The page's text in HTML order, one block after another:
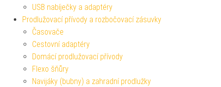
USB nabíječky a adaptéry
Prodlužovací přívody a rozbočovací zásuvky
Časovače
Cestovní adaptéry
Domácí prodlužovací přívody
Flexo šňůry
Navijáky (bubny) a zahradní prodlužky